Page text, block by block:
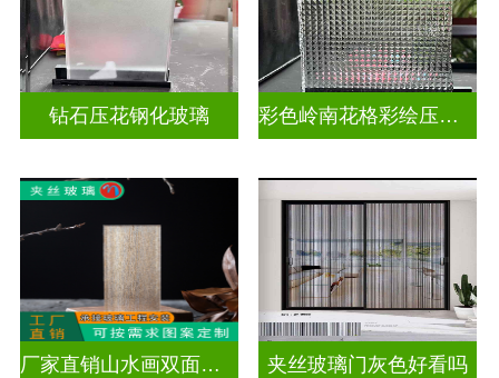
钻石压花钢化玻璃 彩色岭南花格彩绘压花玻璃
厂家直销山水画双面轻奢透光夹丝玻璃 夹丝玻璃门灰色好看吗